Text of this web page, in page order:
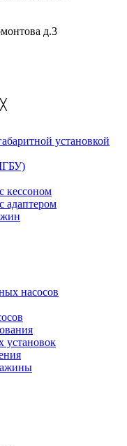
д.3
╳
установкой
кессоном
адаптером
насосов
установок